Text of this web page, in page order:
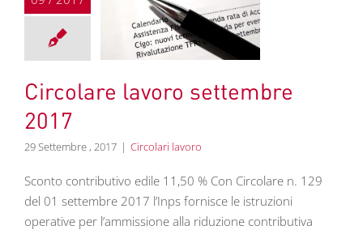
lavoro
2017
lavoro
Circolare lavoro settembre
2017
29 Settembre , 2017 | Circolari lavoro
Sconto contributivo edile 11,50 % Con Circolare n. 129
del 01 settembre 2017 l’Inps fornisce le istruzioni
operative per l’ammissione alla riduzione contributiva